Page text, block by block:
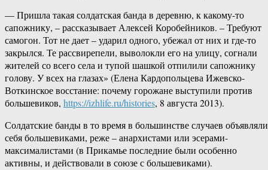
— Пришла такая солдатская банда в деревню, к какому-то
сапожнику, – рассказывает Алексей Коробейников. – Требуют
самогон. Тот не дает – ударил одного, убежал от них и где-то
закрылся. Те рассвирепели, выволокли его на улицу, согнали
жителей со всего села и тупой шашкой отпилили сапожнику
голову. У всех на глазах» (Елена Кардопольцева Ижевско-
Воткинское восстание: почему горожане выступили против
большевиков, https://izhlife.ru/histories, 8 августа 2013).
Солдатские банды в то время в большинстве случаев объявляли
себя большевиками, реже – анархистами или эсерами-
максималистами (в Прикамье последние были особенно
активны, и действовали в союзе с большевиками).